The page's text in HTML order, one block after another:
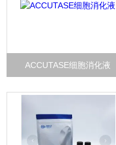
ACCUTASE细胞消化液